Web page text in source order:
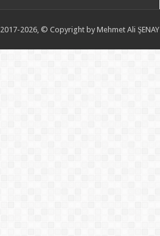
2017-2026, © Copyright by Mehmet Ali ŞENAY